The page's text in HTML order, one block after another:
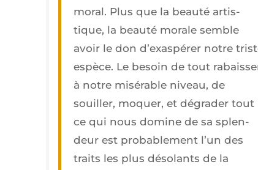
moral. Plus que la beau­té artis­
tique, la beau­té morale semble
avoir le don d’exas­pé­rer notre
espèce. Le besoin de tout
à notre misé­rable niveau, de
souiller, moquer, et dégra­der tout
ce qui nous domine de sa splen­
deur est pro­ba­ble­ment l’un des
traits les plus déso­lants de la